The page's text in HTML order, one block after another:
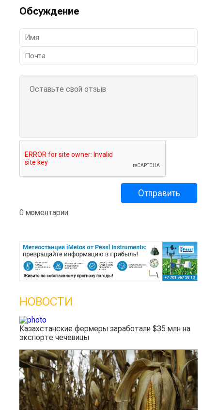
Обсуждение
0 моментарии
НОВОСТИ
Казахстанские фермеры заработали $35 млн на
экспорте чечевицы